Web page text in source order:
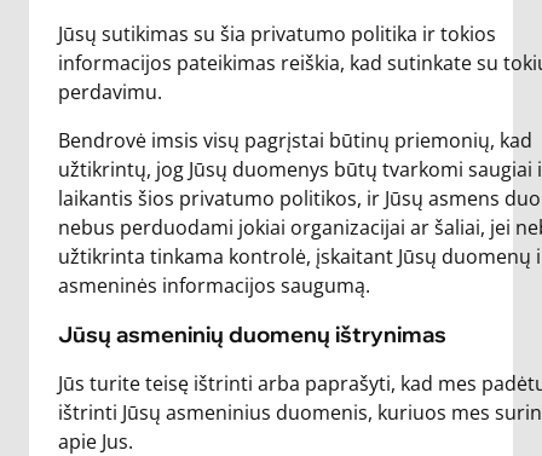
Jūsų sutikimas su šia privatumo politika ir tokios
informacijos pateikimas reiškia, kad sutinkate su
perdavimu.
Bendrovė imsis visų pagrįstai būtinų priemonių, kad
užtikrintų, jog Jūsų duomenys būtų tvarkomi saugiai
laikantis šios privatumo politikos, ir Jūsų asmens
nebus perduodami jokiai organizacijai ar šaliai, jei
užtikrinta tinkama kontrolė, įskaitant Jūsų duomenų
asmeninės informacijos saugumą.
Jūsų asmeninių duomenų ištrynimas
Jūs turite teisę ištrinti arba paprašyti, kad mes
ištrinti Jūsų asmeninius duomenis, kuriuos mes
apie Jus.